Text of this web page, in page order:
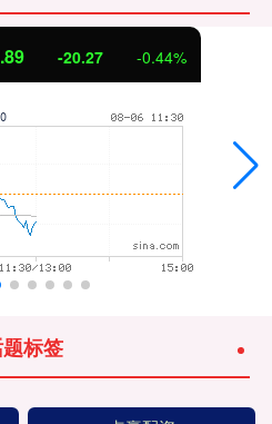
-20.27 -0.44%
标签